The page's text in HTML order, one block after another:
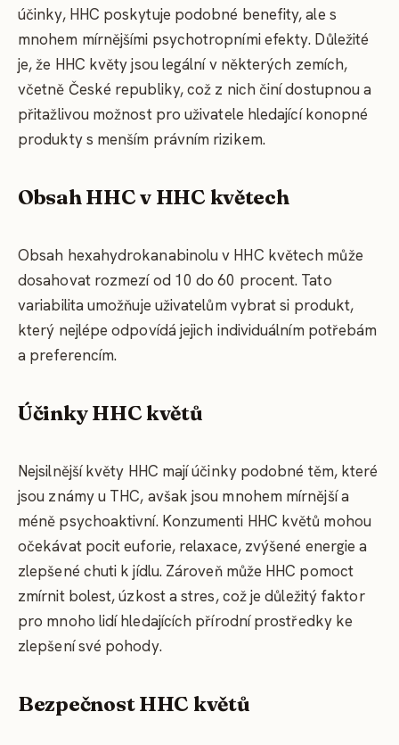
účinky, HHC poskytuje podobné benefity, ale s
mnohem mírnějšími psychotropními efekty. Důležité
je, že HHC květy jsou legální v některých zemích,
včetně České republiky, což z nich činí dostupnou a
přitažlivou možnost pro uživatele hledající konopné
produkty s menším právním rizikem.
Obsah HHC v HHC květech
Obsah hexahydrokanabinolu v HHC květech může
dosahovat rozmezí od 10 do 60 procent. Tato
variabilita umožňuje uživatelům vybrat si produkt,
který nejlépe odpovídá jejich individuálním potřebám
a preferencím.
Účinky HHC květů
Nejsilnější květy HHC mají účinky podobné těm, které
jsou známy u THC, avšak jsou mnohem mírnější a
méně psychoaktivní. Konzumenti HHC květů mohou
očekávat pocit euforie, relaxace, zvýšené energie a
zlepšené chuti k jídlu. Zároveň může HHC pomoct
zmírnit bolest, úzkost a stres, což je důležitý faktor
pro mnoho lidí hledajících přírodní prostředky ke
zlepšení své pohody.
Bezpečnost HHC květů